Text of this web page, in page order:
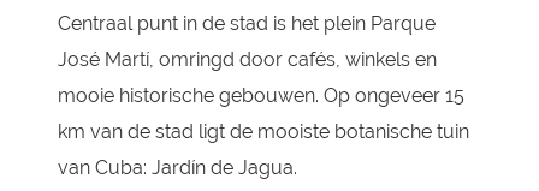
Centraal punt in de stad is het plein Parque
José Martí, omringd door cafés, winkels en
mooie historische gebouwen. Op ongeveer 15
km van de stad ligt de mooiste botanische tuin
van Cuba: Jardín de Jagua.